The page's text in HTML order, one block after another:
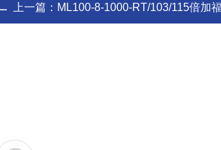
上一篇： ML100-8-1000-RT/103/115倍加福光